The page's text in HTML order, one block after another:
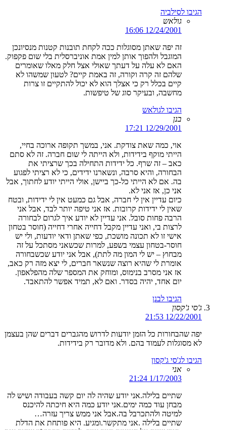
הגיבו לסילביה
גולאש
12/24/2001 16:06
זה יפה שאתן מסוגלות ככה לקחת תובנות קטנות מנסיונכן
המוגבל ולהפוך אותן למין אמת אוניברסלית בלי שום פקפוק.
האם לא עלה על דעתך שאולי אצל חלק מאלו שאומרים
שלהם זה קרה וקורה, זה באמת קיים? לטעון שמשהו לא
קיים בכלל רק כי אצלך הוא לא יכול להתקיים זו צרות
מחשבה, ובעיקר סוג של טיפשות.
הגיבו לגולאש
בנן
12/29/2001 17:21
אוי, כמה שאת צודקת. אני, במשך תקופה ארוכה בחיי,
הייתי מוקף בידידות, ולא הייתה לי שום חברה. זה לא סתם
כאב – זה שרף. כל ידידות התחילה בכך שרציתי את
הבחורה, והיא סרבה, ונשארנו ידידים, כי לא רציתי לפגוע
בה. אם לא הייתי כל-כך ביישן, אולי הייתי יודע לחתוך, אבל
אני כן, אז אני לא.
כיום עדיין אין לי חברה, אבל גם כמעט אין לי ידידות, ובטח
שאין לי ידידות קרובות. אז אני טיפה יותר לבד, אבל אני
הרבה פחות סובל. אני עדיין לא יודע איך לגרום לבחורה
לרצות בי, ואני עדיין מקבל דחייה אחרי דחייה (חוסר בטחון
אישי זו לא תכונה מושכת, כפי שאתן ודאי יודעות, ולי יש
חוסר-בטחון עצמי בשפע, למרות שכשאני מסתכל על זה
מבחוץ – יש לי המון מה לתת), אבל אני יודע שכשבחורה
אומרת לי שהיא רוצה שנשאר חברים, לי יצא מזה רק כאב,
אז אני מסרב בנימוס, ומוחק את המספר שלה מהפלאפון.
יום אחד, יהיה בסדר. ואם לא, תמיד אפשר להתאבד.
הגיבו לבנן
ג'סי ג'קסון
12/22/2001 21:53
יפה שהבחורות כל הזמן יודעות לדרוש מהגברים דברים שהן בעצמן
לא מסוגלות לעמוד בהם. ולא מדובר רק בידידות.
הגיבו לג'סי ג'קסון
אני
1/17/2003 21:24
שתיים בלילה.אני יודע שהיה לה יום קשה בעבודה ושיש לה
מבחן עוד כמה ימים.אני יודע כמה היא חיכתה להיכנס
למיטה ולהתכרבל בה.אבל אני ממש צריך עזרה…
שתיים בלילה .אני מתקשר.ומגיע. היא פותחת את הדלת